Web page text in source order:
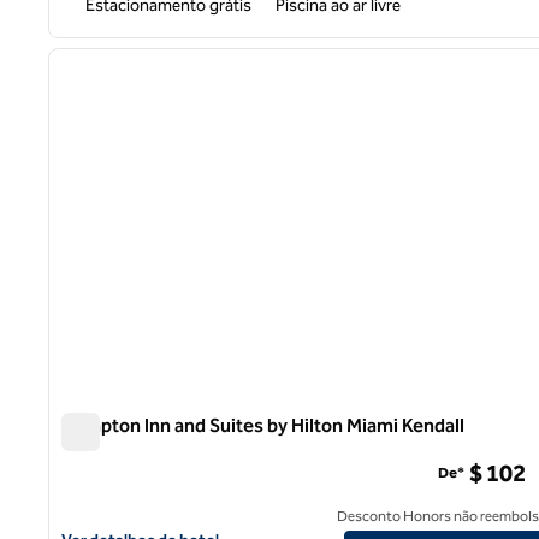
Estacionamento grátis Piscina ao ar livre
1 de 12
Hampton Inn and Suites by Hilton Miami Kendall
De* $ 102
Desconto Honors não